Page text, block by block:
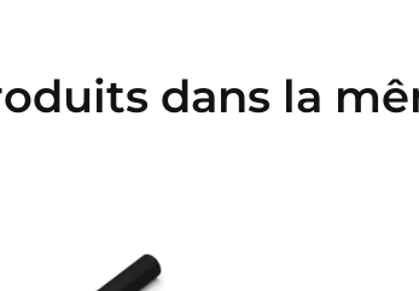
dans la